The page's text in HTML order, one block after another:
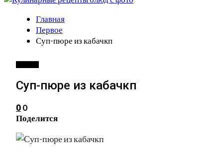
Главная
Первое
Суп-пюре из кабачкп
Суп-пюре из кабачкп
0 0
Поделится